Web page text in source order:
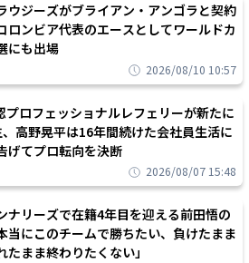
ウジーズがブライアン・アンゴラと契約
ロンビア代表のエースとしてワールドカ
にも出場
2026/08/10 10:57
プロフェッショナルレフェリーが新たに
高野晃平は16年間続けた会社員生活に
げてプロ転向を決断
2026/08/07 15:48
ナリーズで在籍4年目を迎える前田悟の
当にこのチームで勝ちたい、負けたまま
たまま終わりたくない」